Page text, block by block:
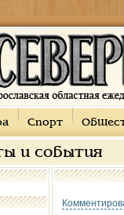
Спорт
и события